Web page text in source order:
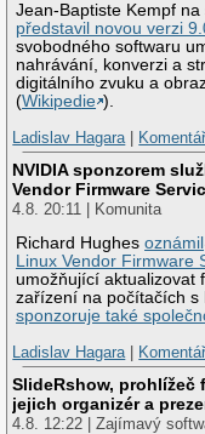
Jean-Baptiste Kempf na
představil novou verzi
svobodného softwaru
nahrávání, konverzi a
digitálního zvuku a
(Wikipedie ).
Ladislav Hagara|
NVIDIA sponzorem
Vendor Firmware
4.8. 20:11 | Komunita
Richard Hughesoznámil
Linux Vendor Firmware
umožňující aktualizovat
zařízení na počítačích s
sponzoruje také
Ladislav Hagara|
SlideRshow, prohlížeč
jejich organizér a
4.8. 12:22 | Zajímavý